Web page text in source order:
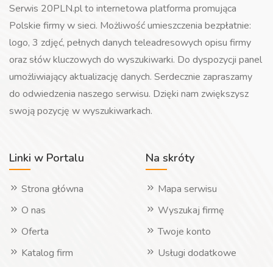
Serwis 20PLN.pl to internetowa platforma promująca
Polskie firmy w sieci. Możliwość umieszczenia bezpłatnie:
logo, 3 zdjęć, pełnych danych teleadresowych opisu firmy
oraz słów kluczowych do wyszukiwarki. Do dyspozycji panel
umożliwiający aktualizację danych. Serdecznie zapraszamy
do odwiedzenia naszego serwisu. Dzięki nam zwiększysz
swoją pozycję w wyszukiwarkach.
Linki w Portalu
Strona główna
O nas
Oferta
Katalog firm
Na skróty
Mapa serwisu
Wyszukaj firmę
Twoje konto
Usługi dodatkowe